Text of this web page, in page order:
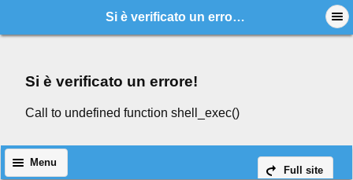
Si è verificato un errore!
Si è verificato un errore!
Call to undefined function shell_exec()
Full site
Menu